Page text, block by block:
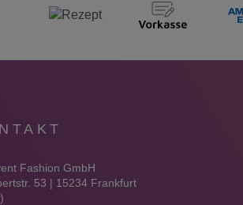
Fashion GmbH
53 | 15234 Frankfurt